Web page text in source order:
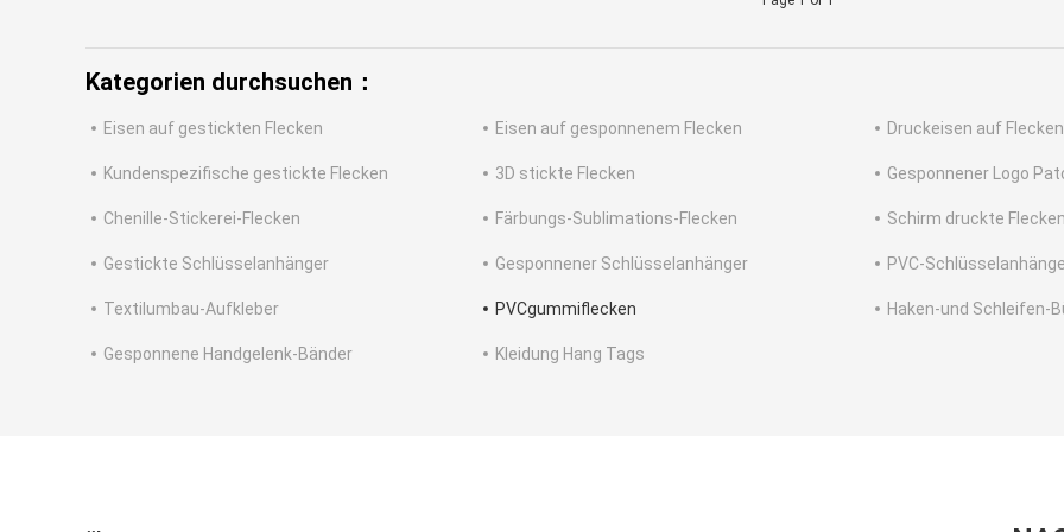
Kategorien durchsuchen：
Eisen auf gestickten Flecken Eisen auf gesponnenem Flecken Druckeisen auf Flecken
Kundenspezifische gestickte Flecken 3D stickte Flecken Gesponnener Logo
Chenille-Stickerei-Flecken Färbungs-Sublimations-Flecken Schirm druckte Flecken
Gestickte Schlüsselanhänger Gesponnener Schlüsselanhänger PVC-
Textilumbau-Aufkleber PVCgummiflecken Haken-und Schleifen-
Gesponnene Handgelenk-Bänder Kleidung Hang Tags